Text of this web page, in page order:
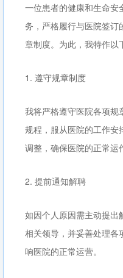
一位患者的健康和生命安
务，严格履行与医院签订
章制度。为此，我特作以
1. 遵守规章制度
我将严格遵守医院各项规
规程，服从医院的工作安
调整，确保医院的正常运
2. 提前通知解聘
如因个人原因需主动提出
相关领导，并妥善处理各
响医院的正常运营。